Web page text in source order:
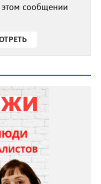
сообщении